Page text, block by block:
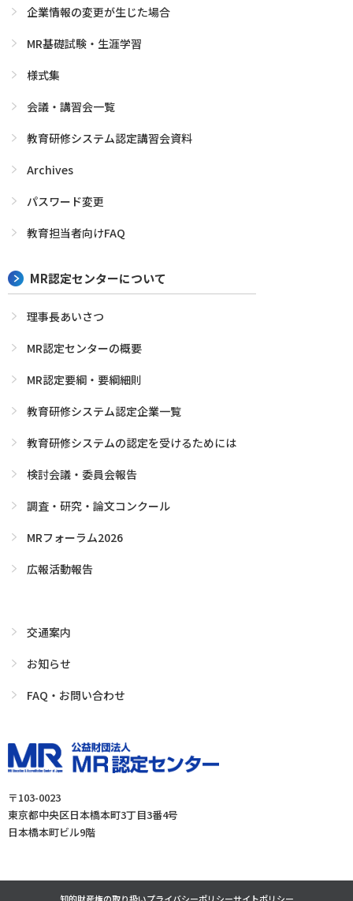
〒103-0023
東京都中央区日本橋本町3丁目3番4号
日本橋本町ビル9階
企業情報の変更が生じた場合
MR基礎試験・生涯学習
様式集
会議・講習会一覧
教育研修システム認定講習会資料
Archives
パスワード変更
教育担当者向けFAQ
MR認定センターについて
理事長あいさつ
MR認定センターの概要
MR認定要綱・要綱細則
教育研修システム認定企業一覧
教育研修システムの認定を受けるためには
検討会議・委員会報告
調査・研究・論文コンクール
MRフォーラム2026
広報活動報告
交通案内
お知らせ
FAQ・お問い合わせ